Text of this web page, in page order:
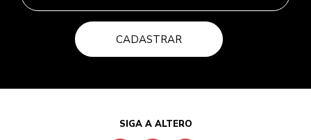
CADASTRAR
SIGA A ALTERO